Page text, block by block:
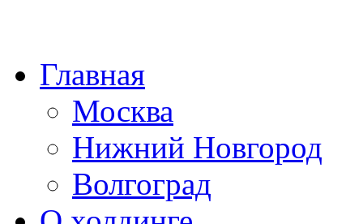
Главная
Москва
Нижний Новгород
Волгоград